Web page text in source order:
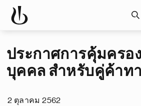
ประกาศการคุ้มครอ
บุคคล สำหรับคู่ค้าท
2 ตุลาคม 2562